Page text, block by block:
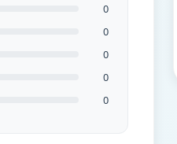
0
0
0
0
0